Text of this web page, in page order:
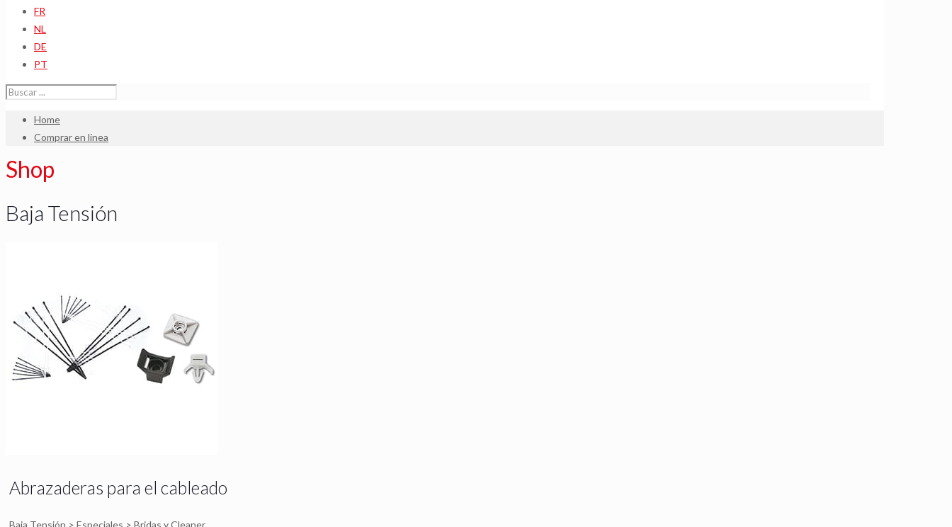
FR
NL
DE
PT
Home
Comprar en linea
Shop
Baja Tensión
Abrazaderas para el cableado
Baja Tensión > Especiales > Bridas y Cleaner